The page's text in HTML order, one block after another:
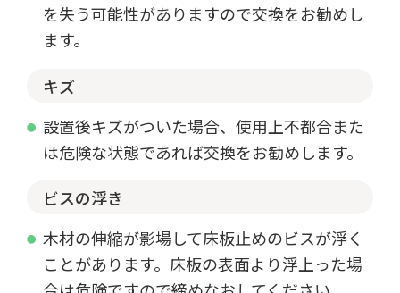
を失う可能性がありますので交換をお勧めし
ます。
キズ
設置後キズがついた場合、使用上不都合また
は危険な状態であれば交換をお勧めします。
ビスの浮き
木材の伸縮が影場して床板止めのビスが浮く
ことがあります。床板の表面より浮上った場